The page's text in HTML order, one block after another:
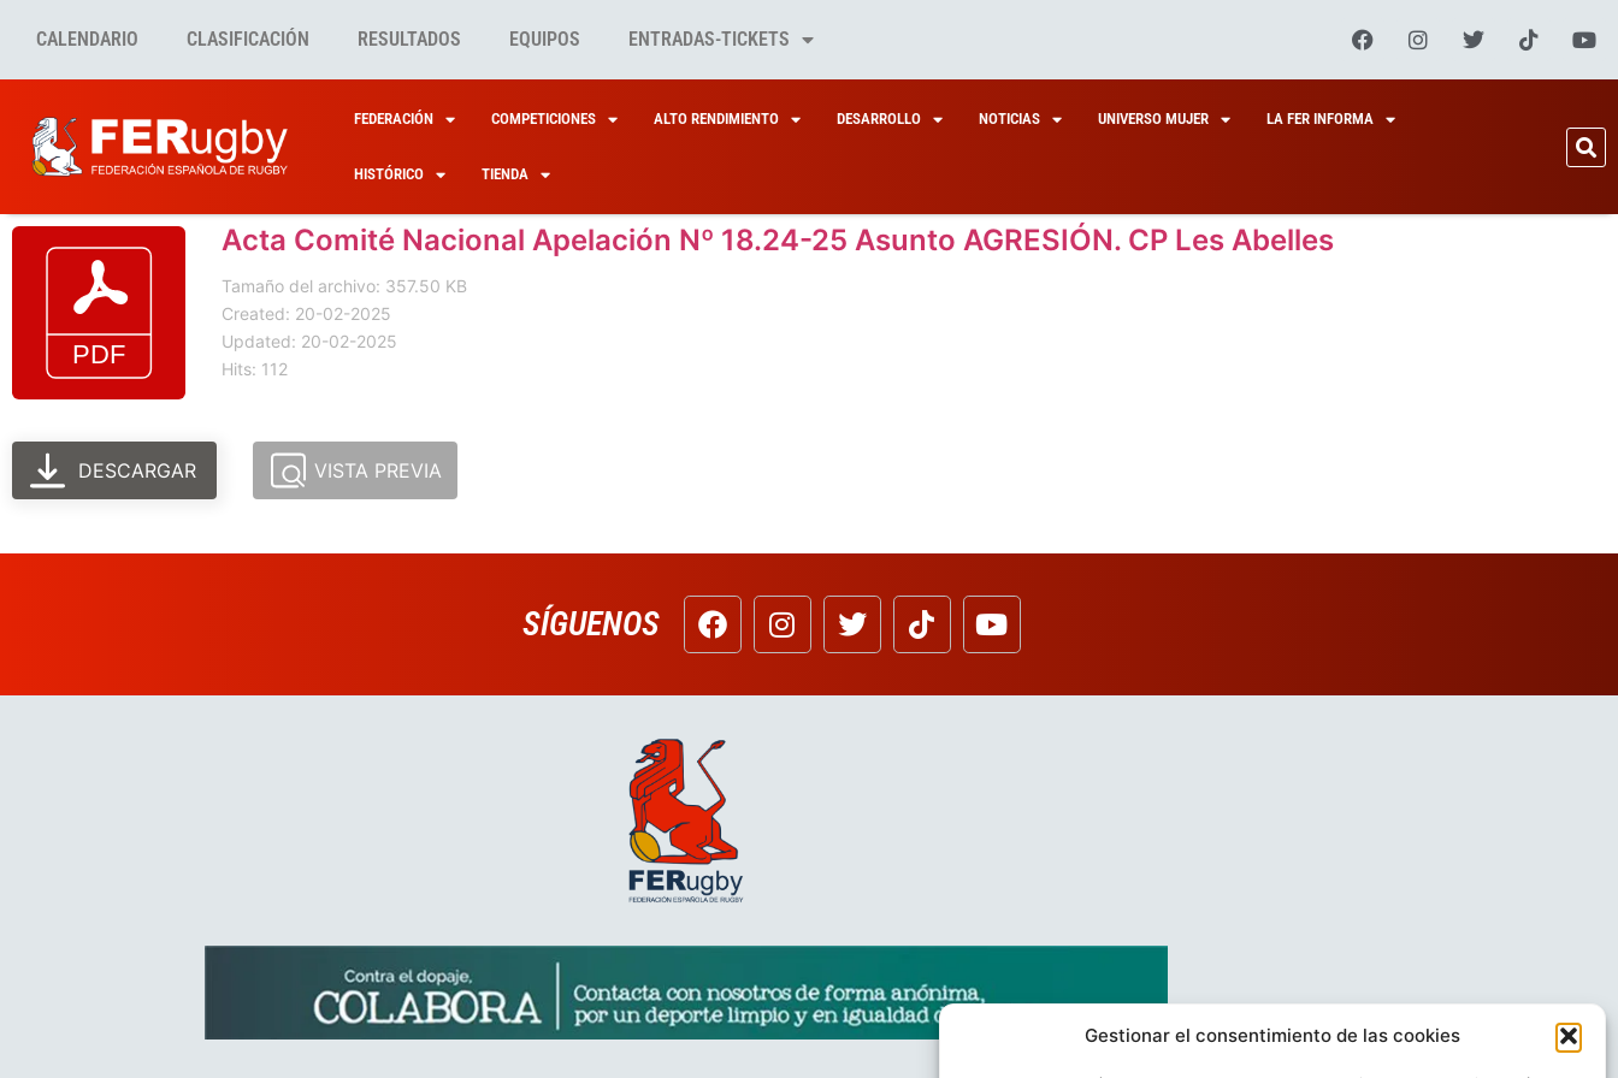
Gestionar el consentimiento de las cookies
CALENDARIO CLASIFICACIÓN RESULTADOS EQUIPOS ENTRADAS-TICKETS
FEDERACIÓN COMPETICIONES ALTO RENDIMIENTO DESARROLLO NOTICIAS UNIVERSO MUJER LA FER INFORMA
HISTÓRICO TIENDA
Acta Comité Nacional Apelación Nº 18.24-25 Asunto AGRESIÓN. CP Les Abelles
Tamaño del archivo: 357.50 KB
Created: 20-02-2025
Updated: 20-02-2025
Hits: 112
DESCARGAR VISTA PREVIA
SÍGUENOS